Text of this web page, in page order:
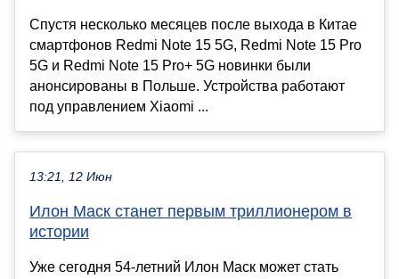
Спустя несколько месяцев после выхода в Китае
смартфонов Redmi Note 15 5G, Redmi Note 15 Pro
5G и Redmi Note 15 Pro+ 5G новинки были
анонсированы в Польше. Устройства работают
под управлением Xiaomi ...
13:21, 12 Июн
Илон Маск станет первым триллионером в
истории
Уже сегодня 54-летний Илон Маск может стать